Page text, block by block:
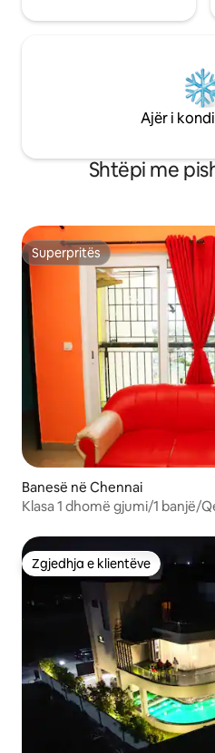
Ajër i
Shtëpi me
Superpritës
Superpritës
Banesë në Chennai
Klasa 1 dhomë gjumi/1 banjë/
Zgjedhja e klientëve
Zgjedhja e klientëve